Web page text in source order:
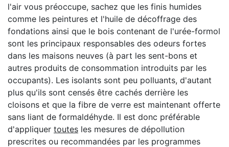
l'air vous préoccupe, sachez que les finis humides
comme les peintures et l'huile de décoffrage des
fondations ainsi que le bois contenant de l'urée-formol
sont les principaux responsables des odeurs fortes
dans les maisons neuves (à part les sent-bons et
autres produits de consommation introduits par les
occupants). Les isolants sont peu polluants, d'autant
plus qu'ils sont censés être cachés derrière les
cloisons et que la fibre de verre est maintenant offerte
sans liant de formaldéhyde. Il est donc préférable
d'appliquer toutes les mesures de dépollution
prescrites ou recommandées par les programmes